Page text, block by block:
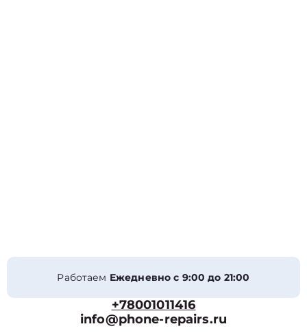
Работаем Ежедневно с 9:00 до 21:00
+78001011416
info@phone-repairs.ru